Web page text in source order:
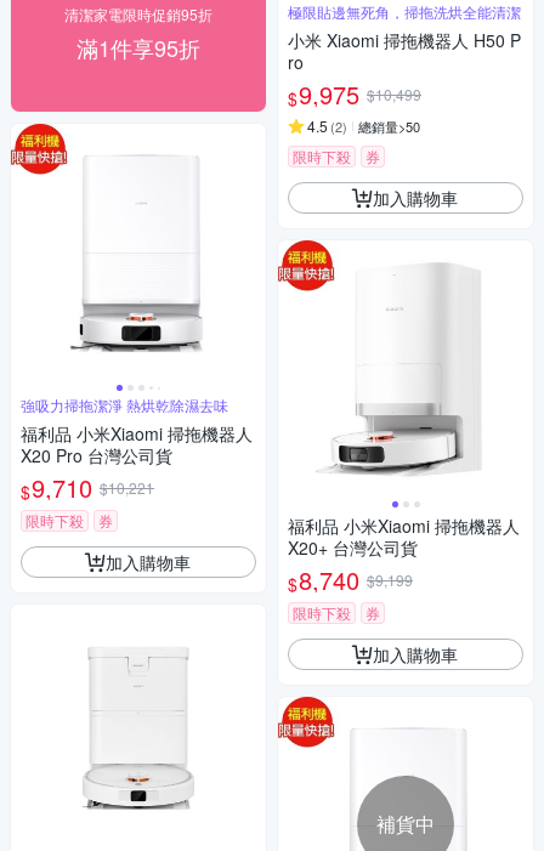
清潔家電限時促銷95折
滿1件享95折
強吸力掃拖潔淨 熱烘乾除濕去味
福利品 小米Xiaomi 掃拖機器人
X20 Pro 台灣公司貨
$9,710 $10,221
限時下殺
券
加入購物車
極限貼邊無死角，掃拖洗烘全能清潔
小米 Xiaomi 掃拖機器人 H50 P
ro
$9,975 $10,499
4.5 (2) 總銷量>50
限時下殺 券
加入購物車
福利品 小米Xiaomi 掃拖機器人
X20+ 台灣公司貨
$8,740 $9,199
限時下殺
券
加入購物車
補貨中